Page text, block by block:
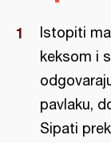
Istopiti
keksom i
pavlaku,
Sipati